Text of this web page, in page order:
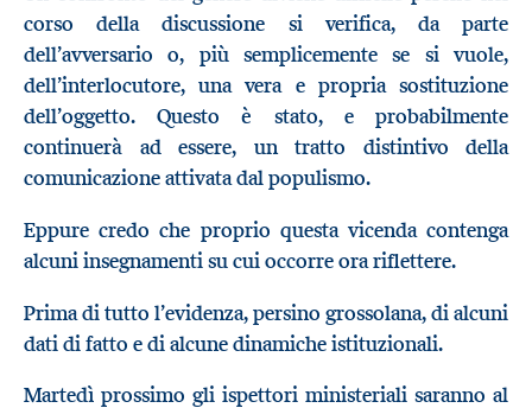
corso della discussione si verifica, da parte
dell’avversario o, più semplicemente se si vuole,
dell’interlocutore, una vera e propria sostituzione
dell’oggetto. Questo è stato, e probabilmente
continuerà ad essere, un tratto distintivo della
comunicazione attivata dal populismo.
Eppure credo che proprio questa vicenda contenga
alcuni insegnamenti su cui occorre ora riflettere.
Prima di tutto l’evidenza, persino grossolana, di alcuni
dati di fatto e di alcune dinamiche istituzionali.
Martedì prossimo gli ispettori ministeriali saranno al